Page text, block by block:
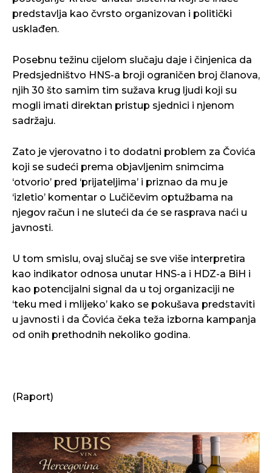
predstavlja kao čvrsto organizovan i politički
usklađen.
Posebnu težinu cijelom slučaju daje i činjenica da
Predsjedništvo HNS-a broji ograničen broj članova,
njih 30 što samim tim sužava krug ljudi koji su
mogli imati direktan pristup sjednici i njenom
sadržaju.
Zato je vjerovatno i to dodatni problem za Čovića
koji se sudeći prema objavljenim snimcima
‘otvorio’ pred ‘prijateljima’ i priznao da mu je
‘izletio’ komentar o Lučičevim optužbama na
njegov račun i ne sluteći da će se rasprava naći u
javnosti.
U tom smislu, ovaj slučaj se sve više interpretira
kao indikator odnosa unutar HNS-a i HDZ-a BiH i
kao potencijalni signal da u toj organizaciji ne
‘teku med i mlijeko’ kako se pokušava predstaviti
u javnosti i da Čovića čeka teža izborna kampanja
od onih prethodnih nekoliko godina.
(Raport)